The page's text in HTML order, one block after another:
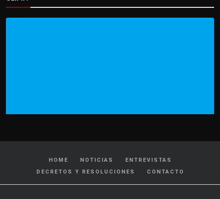
HOME NOTICIAS
ENTREVISTAS
DECRETOS Y RESOLUCIONES
CONTACTO